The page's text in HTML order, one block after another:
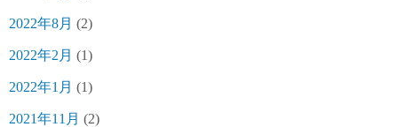
2022年8月 (2)
2022年2月 (1)
2022年1月 (1)
2021年11月 (2)